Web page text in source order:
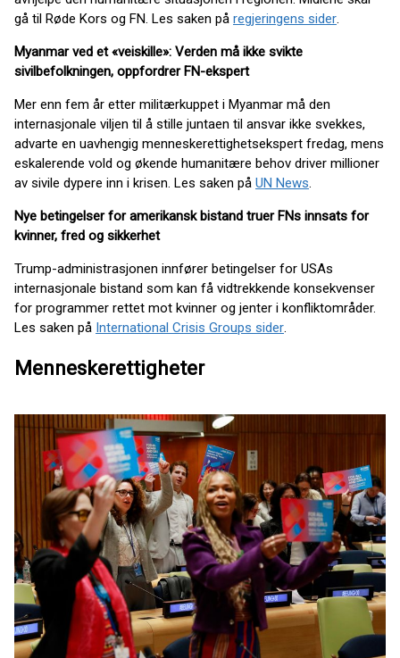
gå til Røde Kors og FN. Les saken på regjeringens sider
Myanmar ved et «veiskille»: Verden må ikke svikte
sivilbefolkningen, oppfordrer FN-ekspert
Mer enn fem år etter militærkuppet i Myanmar må den
internasjonale viljen til å stille juntaen til ansvar ikke svekkes,
advarte en uavhengig menneskerettighetsekspert fredag, mens
eskalerende vold og økende humanitære behov driver millioner
av sivile dypere inn i krisen. Les saken på UN News
Nye betingelser for amerikansk bistand truer FNs innsats for
kvinner, fred og sikkerhet
Trump-administrasjonen innfører betingelser for USAs
internasjonale bistand som kan få vidtrekkende konsekvenser
for programmer rettet mot kvinner og jenter i konfliktområder.
Les saken på International Crisis Groups sider
Menneskerettigheter